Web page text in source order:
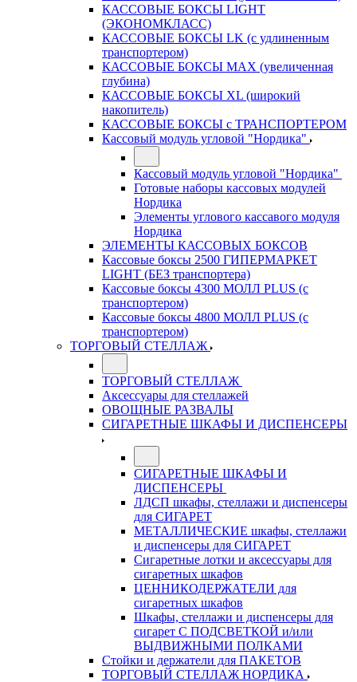
КАССОВЫЕ БОКСЫ LIGHT
(ЭКОНОМКЛАСС)
КАССОВЫЕ БОКСЫ LK (с удлиненным
транспортером)
КАССОВЫЕ БОКСЫ MAX (увеличенная
глубина)
КАССОВЫЕ БОКСЫ XL (широкий
накопитель)
КАССОВЫЕ БОКСЫ с ТРАНСПОРТЕРОМ
Кассовый модуль угловой "Нордика"
Кассовый модуль угловой "Нордика"
Готовые наборы кассовых модулей
Нордика
Элементы углового кассавого модуля
Нордика
ЭЛЕМЕНТЫ КАССОВЫХ БОКСОВ
Кассовые боксы 2500 ГИПЕРМАРКЕТ
LIGHT (БЕЗ транспортера)
Кассовые боксы 4300 МОЛЛ PLUS (с
транспортером)
Кассовые боксы 4800 МОЛЛ PLUS (с
транспортером)
ТОРГОВЫЙ СТЕЛЛАЖ
ТОРГОВЫЙ СТЕЛЛАЖ
Аксессуары для стеллажей
ОВОЩНЫЕ РАЗВАЛЫ
СИГАРЕТНЫЕ ШКАФЫ И ДИСПЕНСЕРЫ
СИГАРЕТНЫЕ ШКАФЫ И
ДИСПЕНСЕРЫ
ЛДСП шкафы, стеллажи и диспенсеры
для СИГАРЕТ
МЕТАЛЛИЧЕСКИЕ шкафы, стеллажи
и диспенсеры для СИГАРЕТ
Сигаретные лотки и аксессуары для
сигаретных шкафов
ЦЕННИКОДЕРЖАТЕЛИ для
сигаретных шкафов
Шкафы, стеллажи и диспенсеры для
сигарет С ПОДСВЕТКОЙ и/или
ВЫДВИЖНЫМИ ПОЛКАМИ
Стойки и держатели для ПАКЕТОВ
ТОРГОВЫЙ СТЕЛЛАЖ НОРДИКА